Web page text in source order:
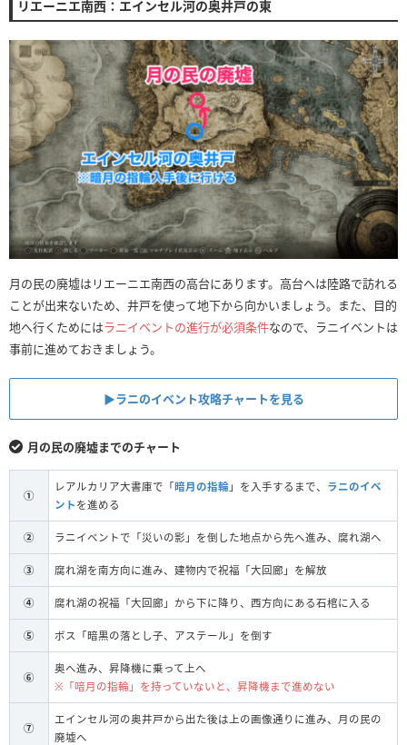
リエーニエ南西：エインセル河の奥井戸の東
月の民の廃墟はリエーニエ南西の高台にあります。高台へは陸路で訪れる
ことが出来ないため、井戸を使って地下から向かいましょう。また、目的
地へ行くためにはラニイベントの進行が必須条件なので、ラニイベントは
事前に進めておきましょう。
▶︎ラニのイベント攻略チャートを見る
月の民の廃墟までのチャート
①
レアルカリア大書庫で「暗月の指輪 」を入手するまで、 ラニのイベ
ント を進める
② ラニイベントで「災いの影」を倒した地点から先へ進み、腐れ湖へ
③ 腐れ湖を南方向に進み、建物内で祝福「大回廊」を解放
④ 腐れ湖の祝福「大回廊」から下に降り、西方向にある石棺に入る
⑤ ボス「暗黒の落とし子、アステール」を倒す
⑥
奥へ進み、昇降機に乗って上へ
※「喑月の指輪」を持っていないと、昇降機まで進めない
⑦
エインセル河の奥井戸から出た後は上の画像通りに進み、月の民の
廃墟へ